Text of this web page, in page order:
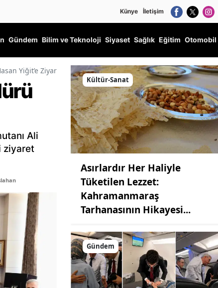
Künye İletişim
Gündem Bilim ve Teknoloji Siyaset Sağlık Eğitim Otomobil
Yiğit’e Ziyaret
Ali
ziyaret
Kültür-Sanat
Asırlardır Her Haliyle
Tüketilen Lezzet:
Kahramanmaraş
Tarhanasının Hikayesi...
Gündem